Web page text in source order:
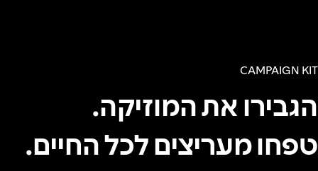
CAMPAIGN KIT
הגבירו את המוזיקה.
טפחו מעריצים לכל החיים.